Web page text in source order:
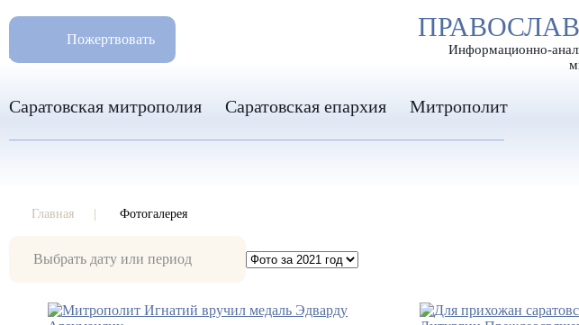
РАЗМЕР ШРИФТА А А А
Информационно-
Пожертвовать
8 960 346 31 04
info-sar@mail.ru
Саратовская митрополия Саратовская епархия Митрополит
Главная Фотогалерея
Фотогалерея